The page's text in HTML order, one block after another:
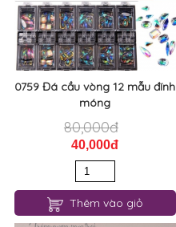
0759 Đá cầu vòng 12 mẫu đính
móng
80,000đ
40,000đ
Thêm vào giỏ